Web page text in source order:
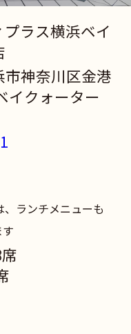
ラス横浜ベイ
神奈川区金港
イクォーター
ランチメニューも